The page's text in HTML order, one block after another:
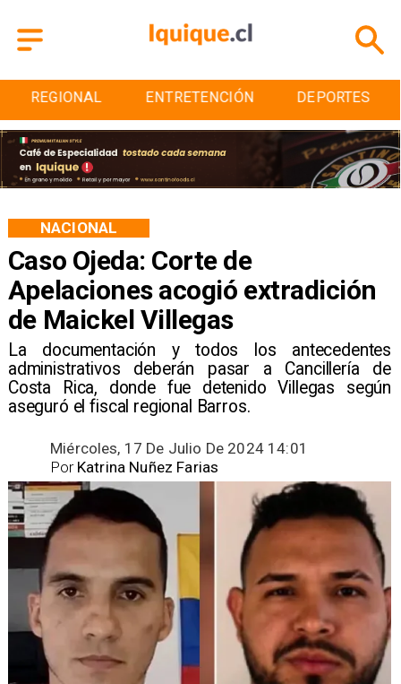
REGIONAL ENTRETENCIÓN DEPORTES
Caso Ojeda: Corte de
Apelaciones acogió extradición
de Maickel Villegas
La documentación y todos los antecedentes
administrativos deberán pasar a Cancillería de
Costa Rica, donde fue detenido Villegas según
aseguró el fiscal regional Barros.
NACIONAL
Miércoles, 17 De Julio De 2024 14:01
Katrina Nuñez Farias
Por